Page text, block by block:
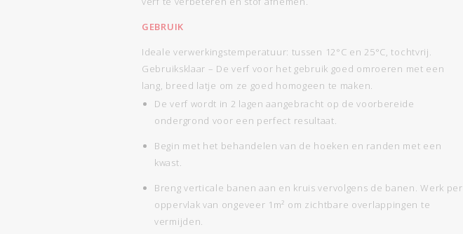
GEBRUIK
Ideale verwerkingstemperatuur: tussen 12°C en 25°C, tochtvrij.
Gebruiksklaar – De verf voor het gebruik goed omroeren met een
lang, breed latje om ze goed homogeen te maken.
De verf wordt in 2 lagen aangebracht op de voorbereide
ondergrond voor een perfect resultaat.
Begin met het behandelen van de hoeken en randen met een
kwast.
Breng verticale banen aan en kruis vervolgens de banen. Werk per
oppervlak van ongeveer 1m² om zichtbare overlappingen te
vermijden.